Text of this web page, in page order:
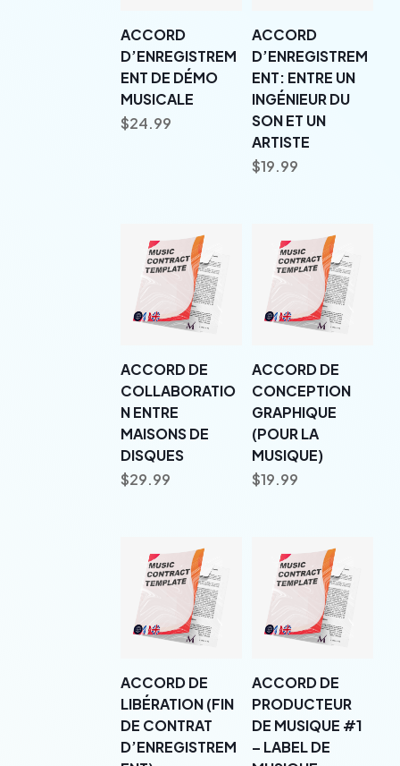
ACCORD
D’ENREGISTREM
ENT DE DÉMO
MUSICALE
$24.99
ACCORD
D’ENREGISTREM
ENT: ENTRE UN
INGÉNIEUR DU
SON ET UN
ARTISTE
$19.99
ACCORD DE
COLLABORATIO
N ENTRE
MAISONS DE
DISQUES
$29.99
ACCORD DE
CONCEPTION
GRAPHIQUE
(POUR LA
MUSIQUE)
$19.99
ACCORD DE
LIBÉRATION (FIN
DE CONTRAT
D’ENREGISTREM
ACCORD DE
PRODUCTEUR
DE MUSIQUE #1
– LABEL DE